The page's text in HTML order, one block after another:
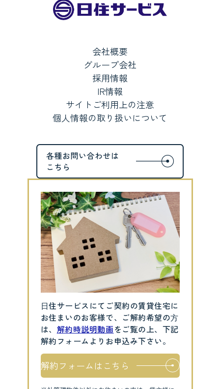
会社概要
グループ会社
採用情報
IR情報
サイトご利用上の注意
個人情報の取り扱いについて
⽇住サービスにてご契約の賃貸住宅に
お住まいのお客様で、ご解約希望の⽅
は、 解約時説明動画をご覧の上、下記
解約フォームよりお申込み下さい。
解約フォームはこちら